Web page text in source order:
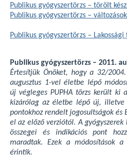
Publikus gyógyszertörzs – törölt
Publikus gyógyszertörzs – változások
Publikus gyógyszertörzs –
Publikus gyógyszertörzs – 2011.
Értesítjük Önöket, hogy a 32/
augusztus 1-vel életbe lépő
új végleges PUPHA törzs került ki
kizárólag az életbe lépő új, illetve
pontokhoz rendelt jogosultságok és
el az előző verziótól. A
összegei és indikációs pont
maradtak. Ezek a módosítások a
érintik.